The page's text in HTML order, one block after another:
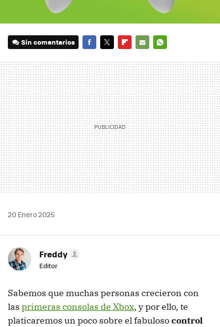
Sin comentarios
MAIL
20 Enero 2025
Freddy
Editor
Sabemos que muchas personas crecieron con
las primeras consolas de Xbox, y por ello, te
platicaremos un poco sobre el fabulosocontrol